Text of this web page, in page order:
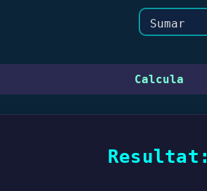
Calcula
Resultat: